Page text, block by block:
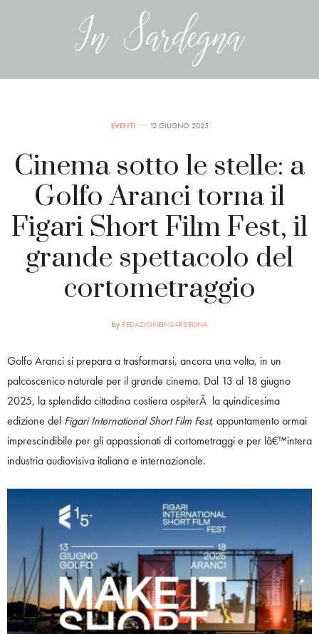
EVENTI 12 GIUGNO 2025
Cinema sotto le stelle: a
Golfo Aranci torna il
Figari Short Film Fest, il
grande spettacolo del
cortometraggio
by REDAZIONEINSARDEGNA
Golfo Aranci si prepara a trasformarsi, ancora una volta, in un
palcoscenico naturale per il grande cinema. Dal 13 al 18 giugno
2025, la splendida cittadina costiera ospiterÃ la quindicesima
edizione del Figari International Short Film Fest, appuntamento ormai
imprescindibile per gli appassionati di cortometraggi e per lâ€™intera
industria audiovisiva italiana e internazionale.